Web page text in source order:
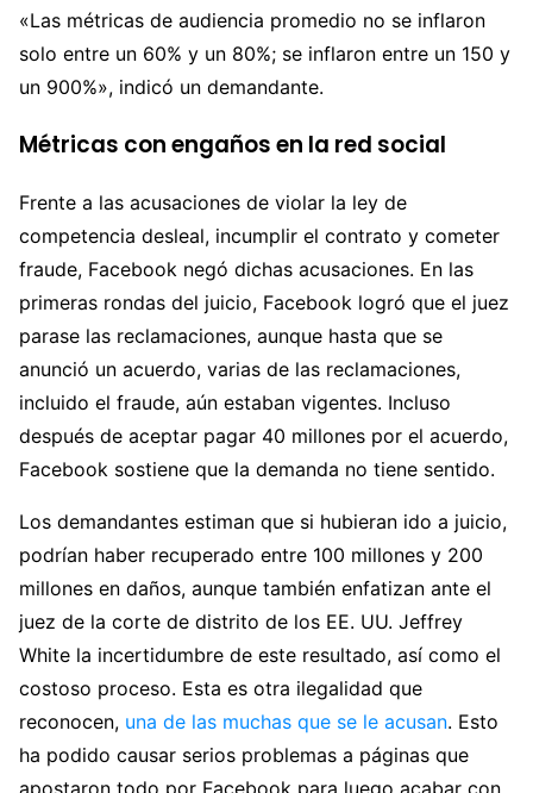
«Las métricas de audiencia promedio no se inflaron
solo entre un 60% y un 80%; se inflaron entre un 150 y
un 900%», indicó un demandante.
Métricas con engaños en la red social
Frente a las acusaciones de violar la ley de
competencia desleal, incumplir el contrato y cometer
fraude, Facebook negó dichas acusaciones. En las
primeras rondas del juicio, Facebook logró que el juez
parase las reclamaciones, aunque hasta que se
anunció un acuerdo, varias de las reclamaciones,
incluido el fraude, aún estaban vigentes. Incluso
después de aceptar pagar 40 millones por el acuerdo,
Facebook sostiene que la demanda no tiene sentido.
Los demandantes estiman que si hubieran ido a juicio,
podrían haber recuperado entre 100 millones y 200
millones en daños, aunque también enfatizan ante el
juez de la corte de distrito de los EE. UU. Jeffrey
White la incertidumbre de este resultado, así como el
costoso proceso. Esta es otra ilegalidad que
reconocen, una de las muchas que se le acusan. Esto
ha podido causar serios problemas a páginas que